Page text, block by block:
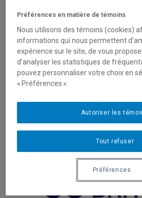
Centre d'examen
Préférences en matière de témoins
Nous utilisons des témoins (cookies)
informations qui nous permettent
expérience sur le site, de vous
d’analyser les statistiques de
pouvez personnaliser votre choix en
« Préférences ».
Tout refuser
Autoriser les
Préférences